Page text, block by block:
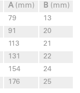
A(mm) B (mm)
79
13
91
20
113
21
131
22
154
24
176 25